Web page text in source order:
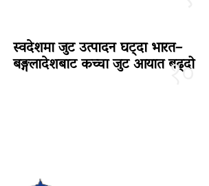
१०
स्वदेशमा जुट उत्पादन घट्दा भारत–
बङ्गलादेशबाट कच्चा जुट आयात बढ्दो